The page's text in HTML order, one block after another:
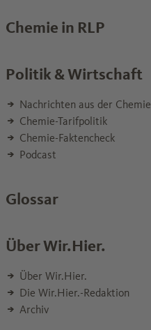
Chemie in RLP
Politik & Wirtschaft
Nachrichten aus der Chemie
Chemie-Tarifpolitik
Chemie-Faktencheck
Podcast
Glossar
Über Wir.Hier.
Über Wir.Hier.
Die Wir.Hier.-Redaktion
Archiv